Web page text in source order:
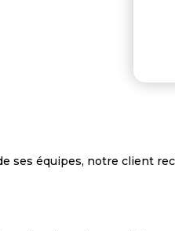
ses équipes, notre client